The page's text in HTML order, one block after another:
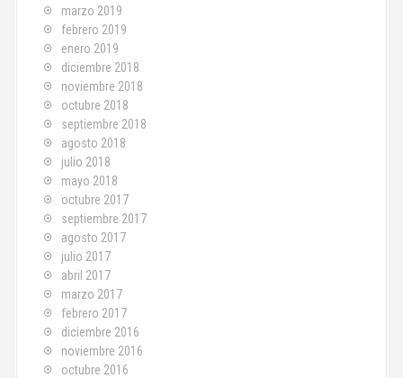
marzo 2019
febrero 2019
enero 2019
diciembre 2018
noviembre 2018
octubre 2018
septiembre 2018
agosto 2018
julio 2018
mayo 2018
octubre 2017
septiembre 2017
agosto 2017
julio 2017
abril 2017
marzo 2017
febrero 2017
diciembre 2016
noviembre 2016
octubre 2016